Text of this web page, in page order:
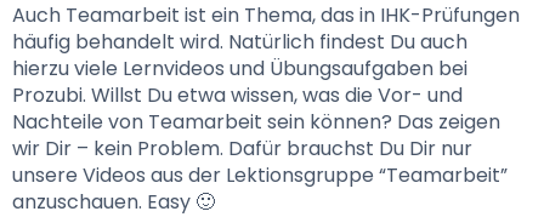
Auch Teamarbeit ist ein Thema, das in IHK-Prüfungen
häufig behandelt wird. Natürlich findest Du auch
hierzu viele Lernvideos und Übungsaufgaben bei
Prozubi. Willst Du etwa wissen, was die Vor- und
Nachteile von Teamarbeit sein können? Das zeigen
wir Dir – kein Problem. Dafür brauchst Du Dir nur
unsere Videos aus der Lektionsgruppe “Teamarbeit”
anzuschauen. Easy 🙂